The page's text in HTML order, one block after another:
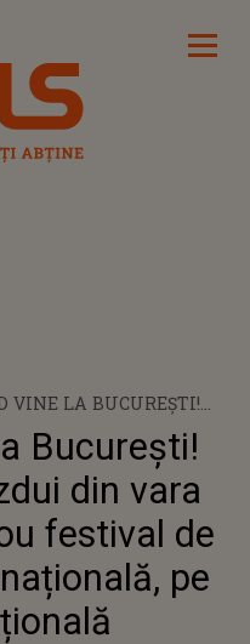
VINE LA BUCUREȘTI!
VA GĂZDUI DIN VARA
AN UN NOU FESTIVAL
PE ARENA
București!
din vara
festival de
pe